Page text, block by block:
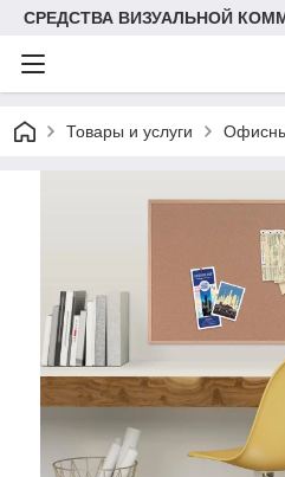
СРЕДСТВА ВИЗУАЛЬНОЙ
Товары и услуги